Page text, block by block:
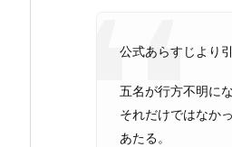
公式あらすじより
五名が行方不明に
それだけではなか
あたる。